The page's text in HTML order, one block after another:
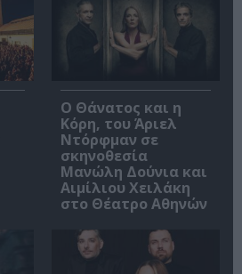
Ο Θάνατος και η
Κόρη, του Άριελ
Ντόρφμαν σε
σκηνοθεσία
Μανώλη Δούνια και
Αιμίλιου Χειλάκη
στο Θέατρο Αθηνών